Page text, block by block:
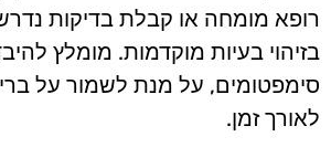
רופא מומחה או קבלת בדיקות
בזיהוי בעיות מוקדמות. מומלץ
סימפטומים, על מנת לשמור על
לאורך זמן.